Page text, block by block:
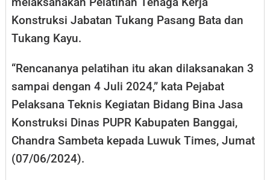
Konstruksi Jabatan Tukang Pasang Bata dan
Tukang Kayu.
“Rencananya pelatihan itu akan dilaksanakan 3
sampai dengan 4 Juli 2024,” kata Pejabat
Pelaksana Teknis Kegiatan Bidang Bina Jasa
Konstruksi Dinas PUPR Kabupaten Banggai,
Chandra Sambeta kepada Luwuk Times, Jumat
(07/06/2024).